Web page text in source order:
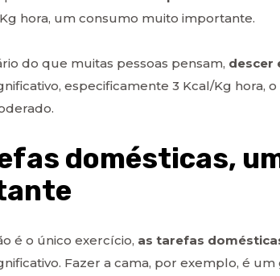
hora, um consumo muito importante.
do que muitas pessoas pensam, descer
especificamente 3 Kcal/Kg hora,
domésticas,
é o único exercício, as tarefas
Fazer a cama, por exemplo, é